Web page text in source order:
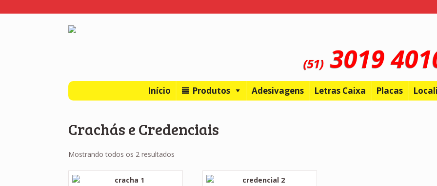
(51)3019
Início Produtos Adesivagens Letras Caixa Placas
Crachás e Credenciais
Mostrando todos os 2 resultados